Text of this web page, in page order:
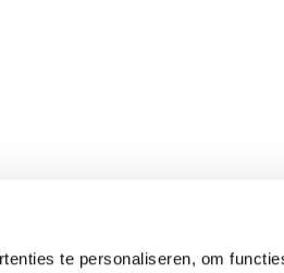
te personaliseren, om